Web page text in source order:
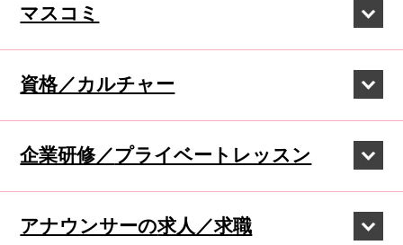
マスコミ
資格／カルチャー
企業研修／プライベートレッスン
アナウンサーの求人／求職